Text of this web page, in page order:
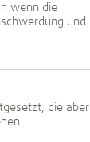
wenn die
und
die aber